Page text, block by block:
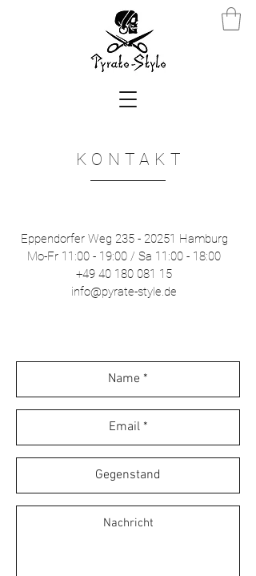
KONTAKT
Eppendorfer Weg 235 - 20251 Hamburg
Mo-Fr 11:00 - 19:00 / Sa 11:00 - 18:00
+49 40 180 081 15
info@pyrate-style.de